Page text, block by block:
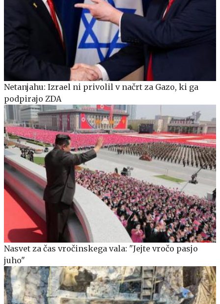
Netanjahu: Izrael ni privolil v načrt za Gazo, ki ga
podpirajo ZDA
Nasvet za čas vročinskega vala: "Jejte vročo pasjo
juho"